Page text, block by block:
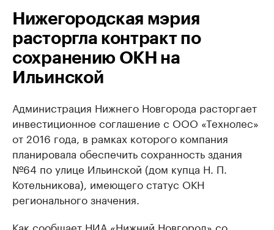
Нижегородская мэрия
расторгла контракт по
сохранению ОКН на
Ильинской
Администрация Нижнего Новгорода расторгает
инвестиционное соглашение с ООО «Технолес»
от 2016 года, в рамках которого компания
планировала обеспечить сохранность здания
№64 по улице Ильинской (дом купца Н. П.
Котельникова), имеющего статус ОКН
регионального значения.
Как сообщает НИА «Нижний Новгород» со